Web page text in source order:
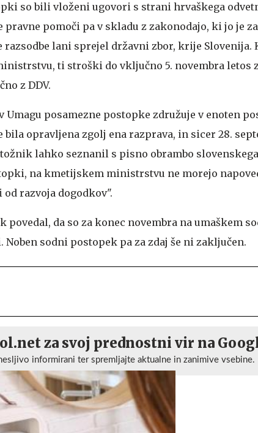
so bili vloženi ugovori s strani hrvaškega
pravne pomoči pa v skladu z zakonodajo, ki jo je
lani sprejel državni zbor, krije Slovenija.
ti stroški do vključno 5. novembra letos
z DDV.
Umagu posamezne postopke združuje v enoten
bila opravljena zgolj ena razprava, in sicer 28.
lahko seznanil s pisno obrambo
na kmetijskem ministrstvu ne morejo
razvoja dogodkov".
povedal, da so za konec novembra na umaškem
sodni postopek pa za zdaj še ni zaključen.
za svoj prednostni vir na
informirani ter spremljajte aktualne in zanimive vsebine.